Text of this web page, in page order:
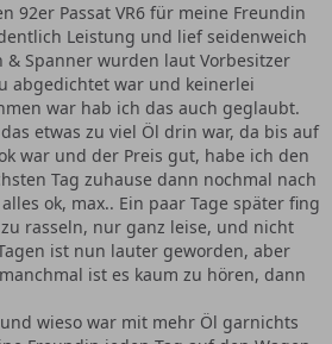
92er Passat VR6 für meine Freundin
Leistung und lief seidenweich
& Spanner wurden laut Vorbesitzer
abgedichtet war und keinerlei
war hab ich das auch geglaubt.
etwas zu viel Öl drin war, da bis auf
war und der Preis gut, habe ich den
Tag zuhause dann nochmal nach
ok, max.. Ein paar Tage später fing
rasseln, nur ganz leise, und nicht
ist nun lauter geworden, aber
ist es kaum zu hören, dann
wieso war mit mehr Öl garnichts